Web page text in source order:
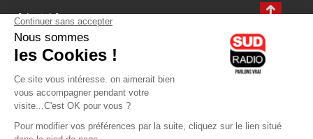
fiducial.fr
lyoncapitale.fr
olympique-et-lyonnais.com
L'application Iphone / Android
Téléchargez l'application